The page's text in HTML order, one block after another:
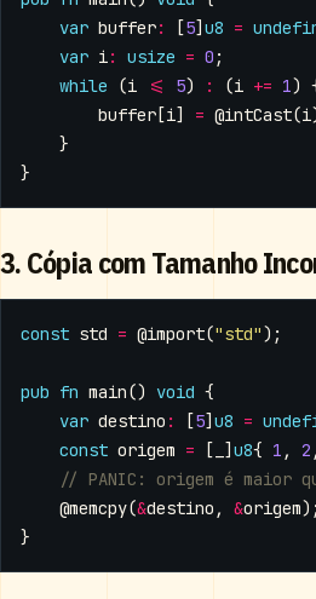
var buffer: [5] u8 =
var i: usize = 0 ;
while
(i <= 5) : (i += 1)
buffer [i] = @intCast(i
}
}
3. Cópia com Tamanho
const std = @import("std");
pub fn main() void {
var destino : [5] u8 =
const origem = [ ] u8{ 1 , 2 ,
@memcpy(&destino , &origem);
}